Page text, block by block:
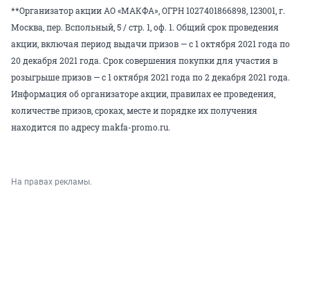
**Организатор акции АО «МАКФА», ОГРН 1027401866898, 123001, г.
Москва, пер. Вспольный, 5 / стр. 1, оф. 1. Общий срок проведения
акции, включая период выдачи призов — с 1 октября 2021 года по
20 декабря 2021 года. Срок совершения покупки для участия в
розыгрыше призов — с 1 октября 2021 года по 2 декабря 2021 года.
Информация об организаторе акции, правилах ее проведения,
количестве призов, сроках, месте и порядке их получения
находится по адресу makfa-promo.ru.
На правах рекламы.